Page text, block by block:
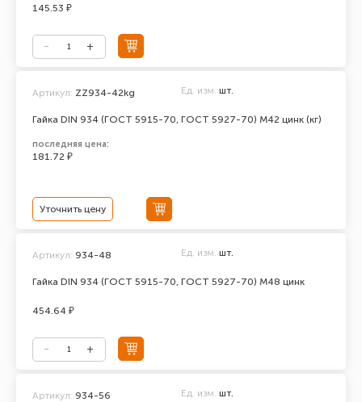
145.53 ₽
Гайка DIN 934 (ГОСТ 5915-70, ГОСТ 5927-70) М42 цинк (кг)
Артикул: ZZ934-42kg Ед. изм. шт.
последняя цена:
181.72 ₽
Уточнить цену
Гайка DIN 934 (ГОСТ 5915-70, ГОСТ 5927-70) М48 цинк
Артикул: 934-48 Ед. изм. шт.
454.64 ₽
Артикул: 934-56 Ед. изм. шт.